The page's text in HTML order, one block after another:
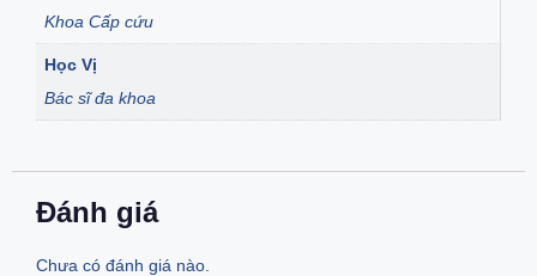
Khoa Cấp cứu
Học Vị
Bác sĩ đa khoa
Đánh giá
Chưa có đánh giá nào.